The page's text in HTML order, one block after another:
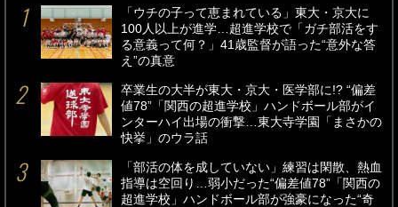
「ウチの子って恵まれている」東大・京大に
100人以上が進学…超進学校で「ガチ部活をす
る意義って何？」41歳監督が語った“意外な答
え”の真意
卒業生の大半が東大・京大・医学部に!? “偏差
値78”「関西の超進学校」ハンドボール部がイ
ンターハイ出場の衝撃…東大寺学園「まさかの
快挙」のウラ話
「部活の体を成していない」練習は閑散、熱血
指導は空回り…弱小だった“偏差値78”「関西の
超進学校」ハンドボール部が強豪になった“奇